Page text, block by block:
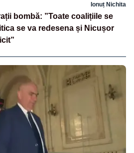
Ionuț Nichita
bombă: ”Toate coalițiile se
se va redesena și Nicușor